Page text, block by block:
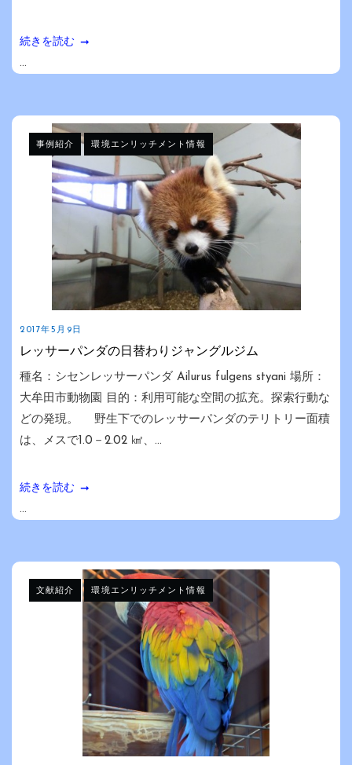
続きを読む
...
事例紹介 環境エンリッチメント情報
2017年5月9日
レッサーパンダの日替わりジャングルジム
種名：シセンレッサーパンダ Ailurus fulgens styani 場所：
大牟田市動物園 目的：利用可能な空間の拡充。探索行動な
どの発現。 野生下でのレッサーパンダのテリトリー面積
は、メスで1.0－2.02 ㎢、...
続きを読む
...
文献紹介 環境エンリッチメント情報